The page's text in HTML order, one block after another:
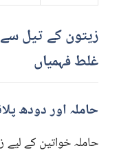
زیتون کے تیل
غلط فہمیاں
حاملہ اور دودھ
حاملہ خواتین کے لیے